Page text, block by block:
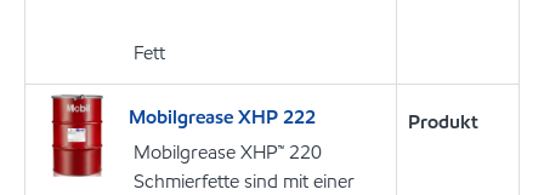
Fett
Mobilgrease XHP 222
Mobilgrease XHP™ 220
Schmierfette sind mit einer
Produkt